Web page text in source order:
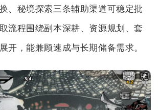
、秘境探索三条辅助渠道可稳定批
流程围绕副本深耕、资源规划、套
开，能兼顾速成与长期储备需求。